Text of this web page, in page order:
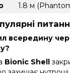
1.8 м
всередину
Bionic Shell